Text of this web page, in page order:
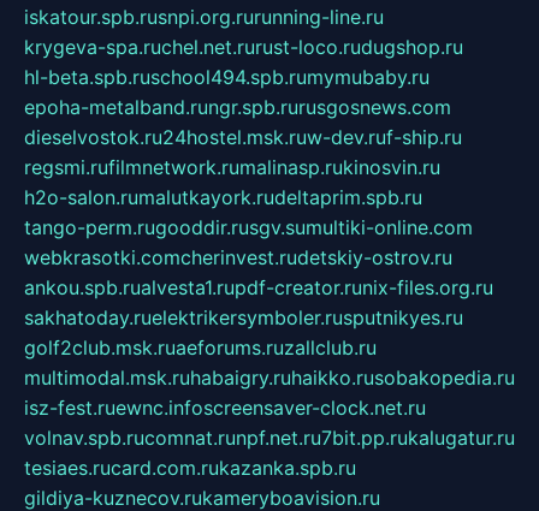
iskatour.spb.rusnpi.org.rurunning-line.ru
krygeva-spa.ruchel.net.rurust-loco.rudugshop.ru
hl-beta.spb.ruschool494.spb.rumymubaby.ru
epoha-metalband.rungr.spb.rurusgosnews.com
dieselvostok.ru24hostel.msk.ruw-dev.ruf-ship.ru
regsmi.rufilmnetwork.rumalinasp.rukinosvin.ru
h2o-salon.rumalutkayork.rudeltaprim.spb.ru
tango-perm.rugooddir.rusgv.sumultiki-online.com
webkrasotki.comcherinvest.rudetskiy-ostrov.ru
ankou.spb.rualvesta1.rupdf-creator.runix-files.org.ru
sakhatoday.ruelektrikersymboler.rusputnikyes.ru
golf2club.msk.ruaeforums.ruzallclub.ru
multimodal.msk.ruhabaigry.ruhaikko.rusobakopedia.ru
isz-fest.ruewnc.infoscreensaver-clock.net.ru
volnav.spb.rucomnat.runpf.net.ru7bit.pp.rukalugatur.ru
tesiaes.rucard.com.rukazanka.spb.ru
gildiya-kuznecov.rukameryboavision.ru